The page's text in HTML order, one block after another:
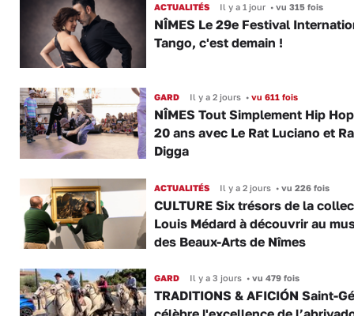
ACTUALITÉS Il y a 1 jour •vu 315 fois
NÎMES Le 29e Festival
Tango, c'est demain !
GARD Il y a 2 jours •vu 611 fois
NÎMES Tout Simplement Hip
20 ans avec Le Rat Luciano et
Digga
ACTUALITÉS Il y a 2 jours •vu 226 fois
CULTURE Six trésors de la
Louis Médard à découvrir au
des Beaux-Arts de Nîmes
GARD Il y a 3 jours •vu 479 fois
TRADITIONS & AFICIÓN Saint-